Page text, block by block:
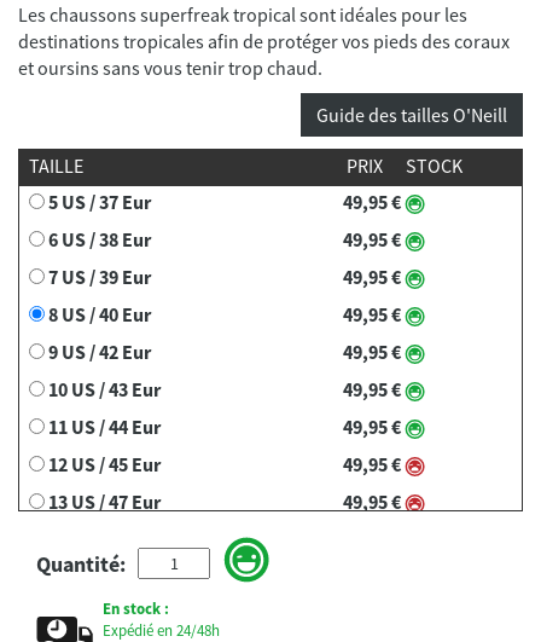
Les chaussons superfreak tropical sont idéales pour les
destinations tropicales afin de protéger vos pieds des coraux
et oursins sans vous tenir trop chaud.
Guide des tailles O'Neill
TAILLE PRIX
STOCK
5 US / 37 Eur
49,95 €
6 US / 38 Eur
49,95 €
7 US / 39 Eur
49,95 €
8 US / 40 Eur
49,95 €
9 US / 42 Eur
49,95 €
10 US / 43 Eur
49,95 €
11 US / 44 Eur
49,95 €
12 US / 45 Eur
49,95 €
13 US / 47 Eur
49,95 €
Quantité:
En stock :
Expédié en 24/48h